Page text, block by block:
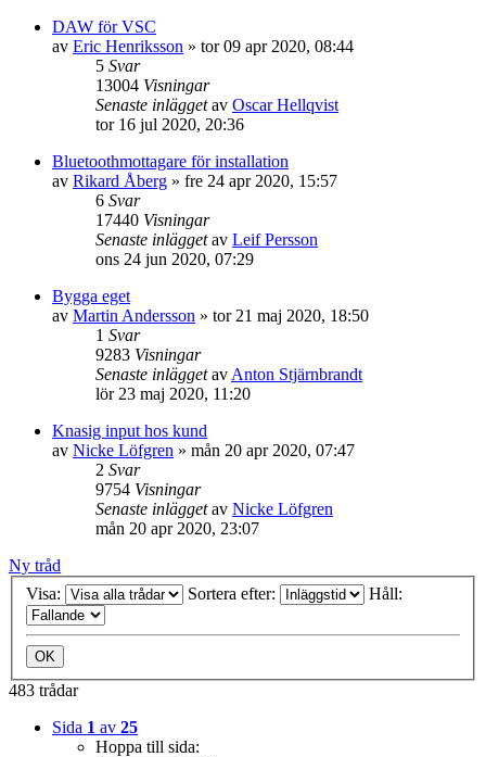
DAW för VSC
av Eric Henriksson » tor 09 apr 2020, 08:44
5 Svar
13004 Visningar
Senaste inläggetav Oscar Hellqvist
tor 16 jul 2020, 20:36
Bluetoothmottagare för installation
av Rikard Åberg » fre 24 apr 2020, 15:57
6 Svar
17440 Visningar
Senaste inläggetav Leif Persson
ons 24 jun 2020, 07:29
Bygga eget
av Martin Andersson » tor 21 maj 2020, 18:50
1 Svar
9283 Visningar
Senaste inläggetav Anton Stjärnbrandt
lör 23 maj 2020, 11:20
Knasig input hos kund
av Nicke Löfgren » mån 20 apr 2020, 07:47
2 Svar
9754 Visningar
Senaste inläggetav Nicke Löfgren
mån 20 apr 2020, 23:07
Ny tråd
Visa:
Sortera efter: Håll:
483 trådar
Sida 1 av 25
Hoppa till sida: